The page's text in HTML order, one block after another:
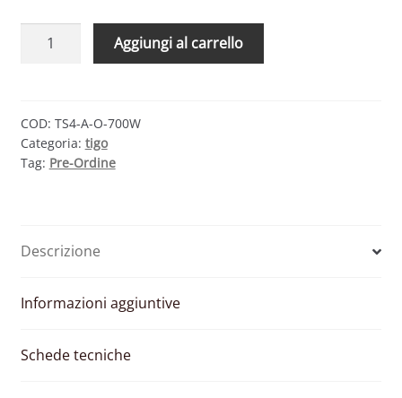
Ottimizzazione
TS4-
A-
O
Aggiungi al carrello
COD: TS4-A-O-700W
Categoria: tigo
Tag: Pre-Ordine
Descrizione
Informazioni aggiuntive
Schede tecniche